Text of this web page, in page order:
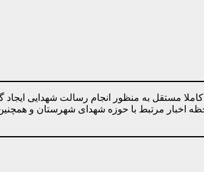
) به صورت کاملا مستقل به منظور انجام رسالت شهدایی
اخبار مرتبط با حوزه شهدای شهرستان و